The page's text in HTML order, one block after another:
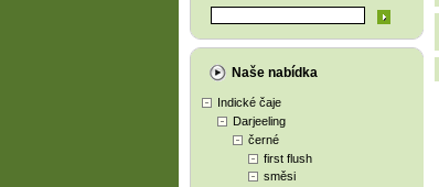
Naše nabídka
Indické čaje
Darjeeling
černé
first flush
směsi